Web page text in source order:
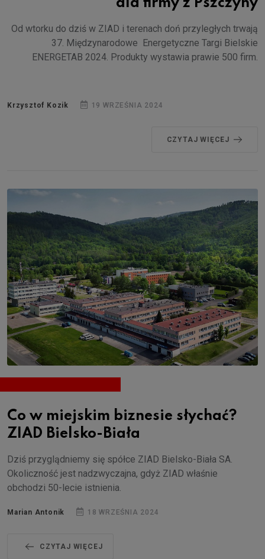
dla firmy z Pszczyny
Od wtorku do dziś w ZIAD i terenach doń przyległych trwają
37. Międzynarodowe Energetyczne Targi Bielskie
ENERGETAB 2024. Produkty wystawia prawie 500 firm.
Krzysztof Kozik 19 WRZEŚNIA 2024
CZYTAJ WIĘCEJ
Co w miejskim biznesie słychać?
ZIAD Bielsko-Biała
Dziś przyglądniemy się spółce ZIAD Bielsko-Biała SA.
Okoliczność jest nadzwyczajna, gdyż ZIAD właśnie
obchodzi 50-lecie istnienia.
Marian Antonik 18 WRZEŚNIA 2024
CZYTAJ WIĘCEJ